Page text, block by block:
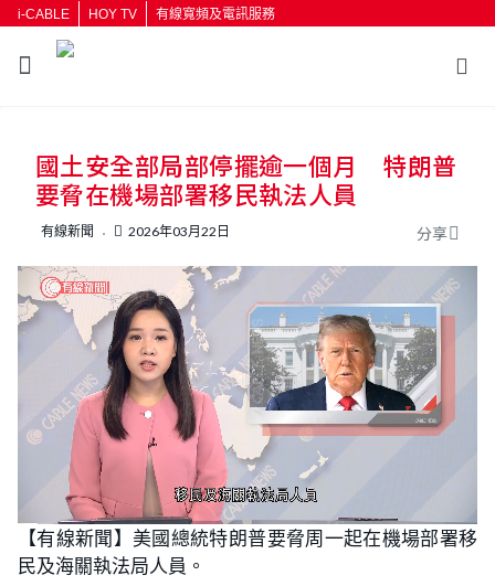
i-CABLE HOY TV 有線寬頻及電訊服務
按輸入鍵開始搜尋
國土安全部局部停擺逾一個月 特朗普
要脅在機場部署移民執法人員
有線新聞 2026年03月22日 分享
U
n
m
t
e
o
a
d
【有線新聞】美國總統特朗普要脅周一起在機場部署移
民及海關執法局人員。